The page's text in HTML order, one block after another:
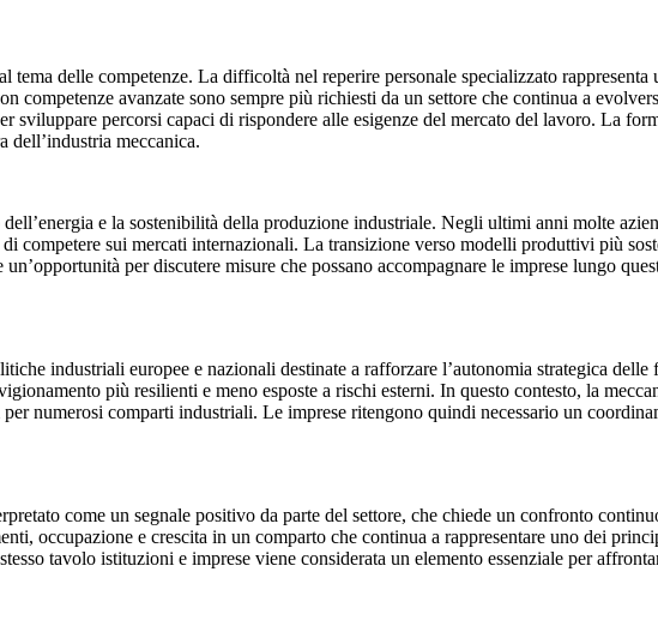
tema delle competenze. La difficoltà nel reperire personale specializzato
competenze avanzate sono sempre più richiesti da un settore che continua a
sviluppare percorsi capaci di rispondere alle esigenze del mercato del lavoro. La
dell’industria meccanica.
e la sostenibilità della produzione industriale. Negli ultimi anni molte
competere sui mercati internazionali. La transizione verso modelli produttivi più
per discutere misure che possano accompagnare le imprese lungo
industriali europee e nazionali destinate a rafforzare l’autonomia strategica
più resilienti e meno esposte a rischi esterni. In questo contesto, la
numerosi comparti industriali. Le imprese ritengono quindi necessario un
come un segnale positivo da parte del settore, che chiede un confronto
occupazione e crescita in un comparto che continua a rappresentare uno dei
tavolo istituzioni e imprese viene considerata un elemento essenziale per